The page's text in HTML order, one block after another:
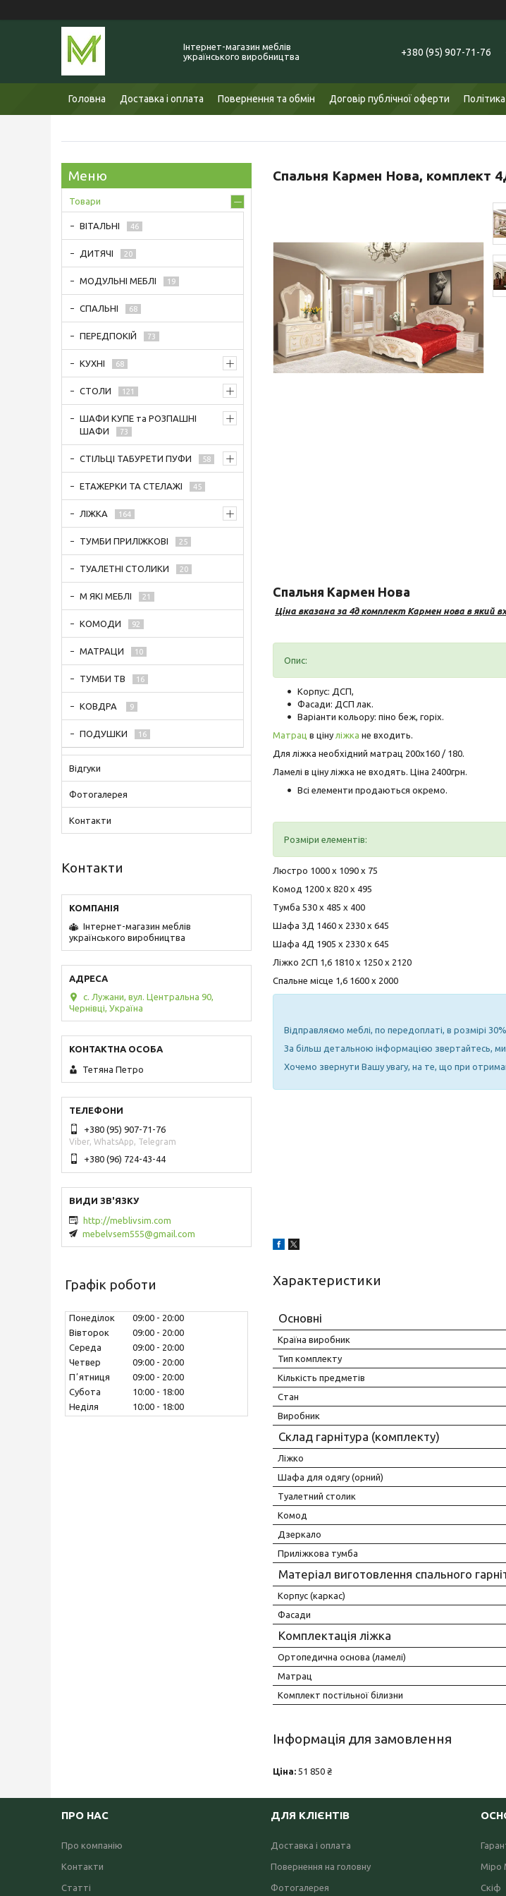
Інтернет-магазин меблів
українського виробництва
+380 (95) 907-71-76
Головна Доставка і оплата Повернення та обмін Договір публічної оферти
Спальня Кармен Нова, комплект
Спальня Кармен Нова
Ціна вказана за 4д комплект Кармен нова в який
Опис:
Корпус: ДСП,
Фасади: ДСП лак.
Варіанти кольору: піно беж, горіх.
Матрац в ціну ліжка не входить.
Для ліжка необхідний матрац 200х160 / 180.
Ламелі в ціну ліжка не входять. Ціна 2400грн.
Всі елементи продаються окремо.
Розміри елементів:
Люстро 1000 х 1090 х 75
Комод 1200 х 820 х 495
Тумба 530 х 485 х 400
Шафа 3Д 1460 х 2330 х 645
Шафа 4Д 1905 х 2330 х 645
Ліжко 2СП 1,6 1810 х 1250 х 2120
Спальне місце 1,6 1600 х 2000
Відправляємо меблі, по передоплаті, в розмірі
За більш детальною інформацією звертайтесь, ми
Хочемо звернути Вашу увагу, на те, що при
Характеристики
Основні
Країна виробник
Тип комплекту
Кількість предметів
Стан
Виробник
Склад гарнітура (комплекту)
Ліжко
Шафа для одягу (орний)
Туалетний столик
Комод
Дзеркало
Приліжкова тумба
Матеріал виготовлення спального
Корпус (каркас)
Фасади
Комплектація ліжка
Ортопедична основа (ламелі)
Матрац
Комплект постільної білизни
Інформація для замовлення
Ціна: 51 850 ₴
Товари
ВІТАЛЬНІ 46
ДИТЯЧІ 20
МОДУЛЬНІ МЕБЛІ 19
СПАЛЬНІ 68
ПЕРЕДПОКІЙ 73
КУХНІ 68
СТОЛИ 121
ШАФИ КУПЕ та РОЗПАШНІ
ШАФИ
73
СТІЛЬЦІ ТАБУРЕТИ ПУФИ 58
ЕТАЖЕРКИ ТА СТЕЛАЖІ 45
ЛІЖКА 164
ТУМБИ ПРИЛІЖКОВІ 25
ТУАЛЕТНІ СТОЛИКИ 20
М ЯКІ МЕБЛІ 21
КОМОДИ 92
МАТРАЦИ 10
ТУМБИ ТВ 16
КОВДРА 9
ПОДУШКИ 16
Відгуки
Фотогалерея
Контакти
Контакти
Інтернет-магазин меблів
українського виробництва
с. Лужани, вул. Центральна 90,
Чернівці, Україна
Тетяна Петро
+380 (95) 907-71-76
Viber, WhatsApp, Telegram
+380 (96) 724-43-44
http://meblivsim.com
mebelvsem555@gmail.com
Графік роботи
Понеділок 09:00
20:00
Вівторок
09:00
20:00
Середа
09:00
20:00
Четвер
09:00
20:00
Пʼятниця
09:00
20:00
Субота
10:00
18:00
Неділя
10:00 18:00
ПРО НАС
Про компанію
Контакти
Статті
ДЛЯ КЛІЄНТІВ
Доставка і оплата
Повернення на головну
Фотогалерея
Міро
Скіф